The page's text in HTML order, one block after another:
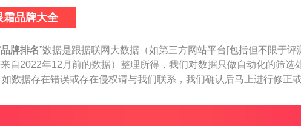
霜品牌大全
牌排名”数据是跟据联网大数据（如第三方网站平台[包括但不限于
自2022年12月前的数据）整理所得，我们对数据只做自动化的筛选
数据存在错误或存在侵权请与我们联系，我们确认后马上进行修正或